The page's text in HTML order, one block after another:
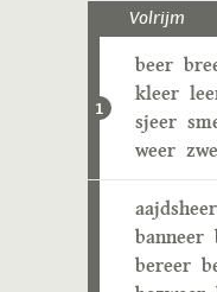
Volrijm
1
beer
kleer
sjeer
weer
aajdsheer
banneer
bereer